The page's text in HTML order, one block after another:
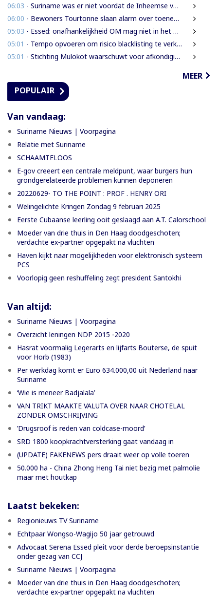
06:03 - Suriname was er niet voordat de Inheemse volken er waren
06:00 - Bewoners Tourtonne slaan alarm over toenemende prostitutie, drugshandel en overlast door vreemdelingen
05:03 - Essed: onafhankelijkheid OM mag niet in het gedrang komen
05:01 - Tempo opvoeren om risico blacklisting te verkleinen
05:01 - Stichting Mulokot waarschuwt voor afkondiging 5-kilometerstraalwet
MEER
POPULAIR
Van vandaag:
Suriname Nieuws | Voorpagina
Relatie met Suriname
SCHAAMTELOOS
E-gov creeert een centrale meldpunt, waar burgers hun
grondgerelateerde problemen kunnen deponeren
20220629- TO THE POINT : PROF . HENRY ORI
Welingelichte Kringen Zondag 9 februari 2025
Eerste Cubaanse leerling ooit geslaagd aan A.T. Calorschool
Moeder van drie thuis in Den Haag doodgeschoten;
verdachte ex-partner opgepakt na vluchten
Haven kijkt naar mogelijkheden voor elektronisch systeem
PCS
Voorlopig geen reshuffeling zegt president Santokhi
Van altijd:
Suriname Nieuws | Voorpagina
Overzicht leningen NDP 2015 -2020
Hasrat voormalig Legerarts en lijfarts Bouterse, de spuit
voor Horb (1983)
Per werkdag komt er Euro 634.000,00 uit Nederland naar
Suriname
‘Wie is meneer Badjalala’
VAN TRIKT MAAKTE VALUTA OVER NAAR CHOTELAL
ZONDER OMSCHRIJVING
’Drugsroof is reden van coldcase-moord’
SRD 1800 koopkrachtversterking gaat vandaag in
(UPDATE) FAKENEWS pers draait weer op volle toeren
50.000 ha - China Zhong Heng Tai niet bezig met palmolie
maar met houtkap
Laatst bekeken:
Regionieuws TV Suriname
Echtpaar Wongso-Wagijo 50 jaar getrouwd
Advocaat Serena Essed pleit voor derde beroepsinstantie
onder gezag van CCJ
Suriname Nieuws | Voorpagina
Moeder van drie thuis in Den Haag doodgeschoten;
verdachte ex-partner opgepakt na vluchten